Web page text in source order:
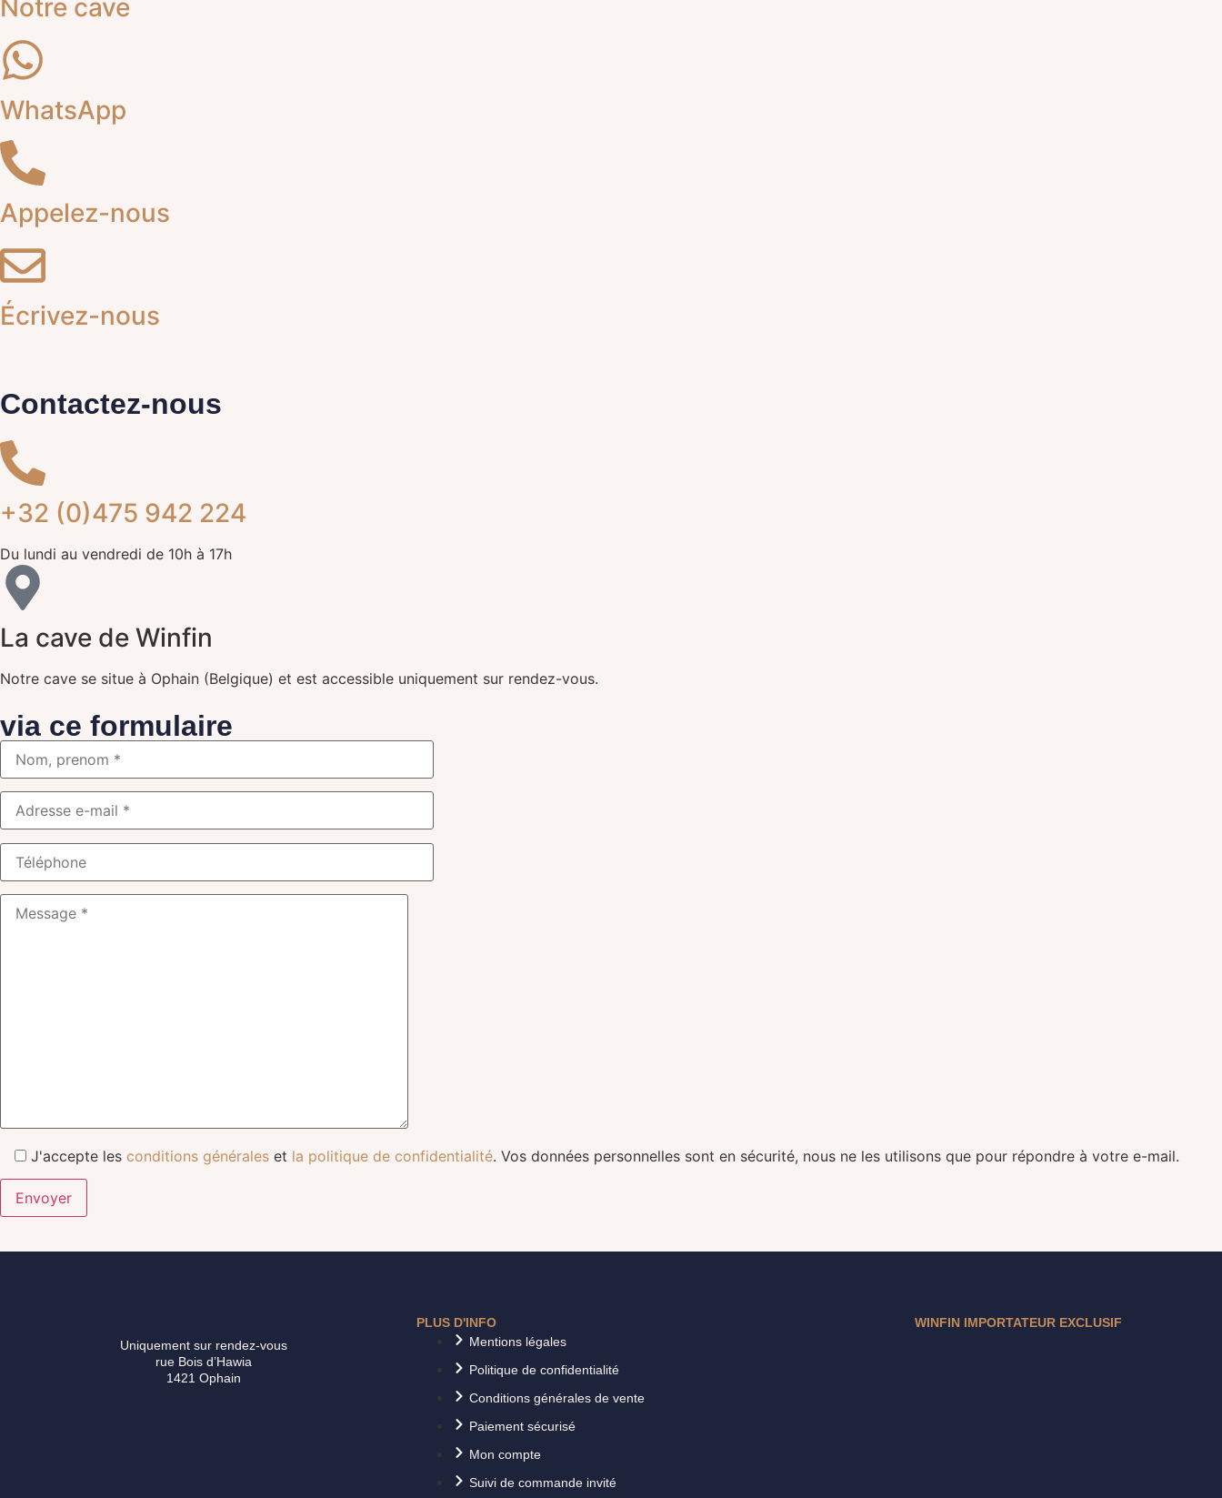
Notre cave
WhatsApp
Appelez-nous
Écrivez-nous
Contactez-nous
+32 (0)475 942 224
Du lundi au vendredi de 10h à 17h
La cave de Winfin
Notre cave se situe à Ophain (Belgique) et est accessible uniquement sur rendez-vous.
via ce formulaire
J'accepte les conditions générales et la politique de confidentialité. Vos données personnelles sont en sécurité, nous ne les utilisons que pour répondre à votre e-mail.
Uniquement sur rendez-vous
rue Bois d’Hawia
1421 Ophain
PLUS D'INFO
Mentions légales
Politique de confidentialité
Conditions générales de vente
Paiement sécurisé
Mon compte
Suivi de commande invité
WINFIN IMPORTATEUR EXCLUSIF